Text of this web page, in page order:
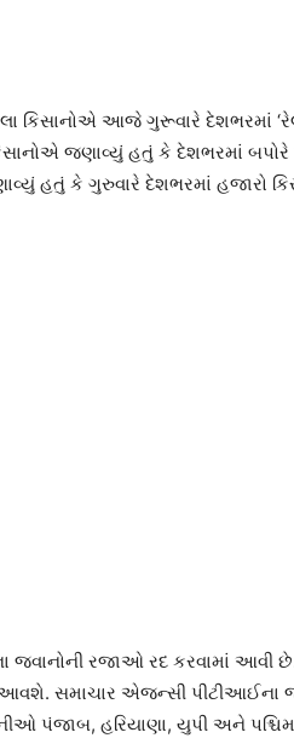
કિસાનોએ આજે ગુરૂવારે દેશભરમાં
જણાવ્યું હતું કે દેશભરમાં બપોરે
હતું કે ગુરુવારે દેશભરમાં હજારો
રજાઓ રદ કરવામાં આવી
આવશે. સમાચાર એજન્સી પીટીઆઈના
હરિયાણા, યુપી અને પશ્ચિમ